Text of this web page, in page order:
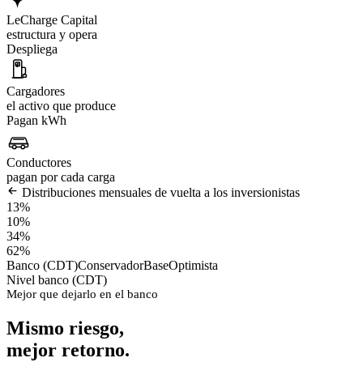
LeCharge Capital
estructura y opera
Despliega
Cargadores
el activo que produce
Pagan kWh
Conductores
pagan por cada carga
Distribuciones mensuales de vuelta a los inversionistas
13%
10%
34%
62%
Banco (CDT)ConservadorBaseOptimista
Nivel banco (CDT)
Mejor que dejarlo en el banco
Mismo riesgo,
mejor retorno.